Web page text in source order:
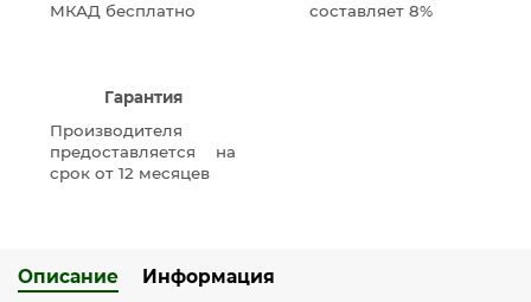
МКАД бесплатно составляет 8%
Гарантия
Производителя
предоставляется на
срок от 12 месяцев
Описание Информация